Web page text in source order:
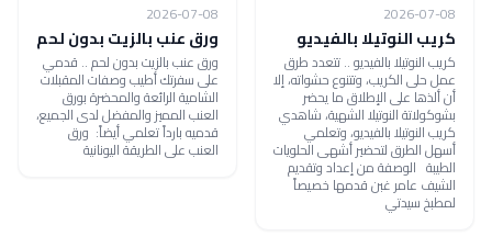
2026-07-08
كريب النوتيلا بالفيديو
كريب النوتيلا بالفيديو .. تتعدد طرق
عمل حلى الكريب، وتتنوع حشواته، إلا
أن ألذها على الإطلاق ما يحضر
بشوكولاتة النوتيلا الشهية، شاهدي
كريب النوتيلا بالفيديو، وتعلمي
أسهل الطرق لتحضير أشهى الحلويات
الطيبة الوصفة من إعداد وتقديم
الشيف عامر غبن قدمها خصيصاً
لمطبخ سيدتي
2026-07-08
ورق عنب بالزيت بدون لحم
ورق عنب بالزيت بدون لحم .. قدمي
على سفرتك أطيب وصفات المقبلات
الشامية الرائعة والمحضرة بورق
العنب المميز والمفضل لدى الجميع،
قدميه بارداً تعلمي أيضاً: ورق
العنب على الطريقة اليونانية